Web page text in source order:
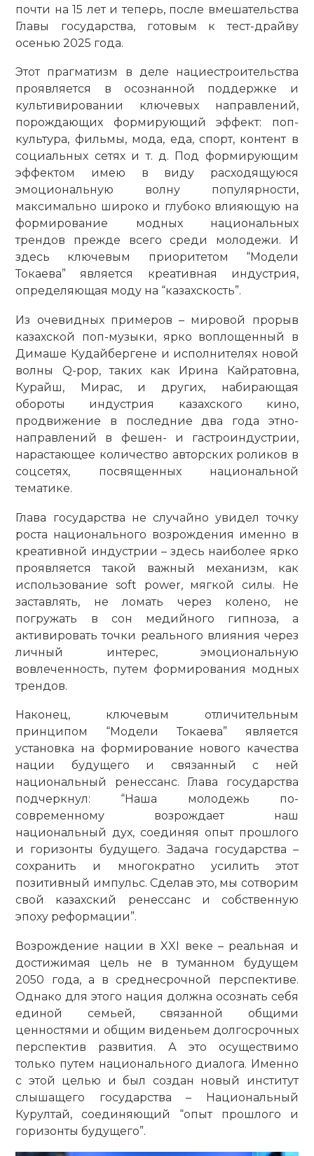
почти на 15 лет и теперь, пос­ле вмешательства
Главы государства, готовым к тест-драйву
осенью 2025 года.
Этот прагматизм в деле нацие­строительства
проявляется в осознанной поддержке и
культивировании ключевых направлений,
порождающих формирующий эффект: поп-
культура, фильмы, мода, еда, спорт, контент в
социальных сетях и т. д. Под формирующим
эффектом имею в виду расходящуюся
эмоциональную волну популярности,
максимально широко и глубоко влияющую на
формирование модных национальных
трендов прежде всего среди молодежи. И
здесь ключевым приоритетом “Модели
Токаева” является креативная индустрия,
определяющая моду на “казахскость”.
Из очевидных примеров – мировой прорыв
казахской поп-музыки, ярко воплощенный в
Димаше Кудайбергене и исполнителях новой
волны Q-pop, таких как Ирина Кайратовна,
Курайш, Мирас, и других, набирающая
обороты индустрия казахского кино,
продвижение в последние два года этно­
направлений в фешен- и гастроиндустрии,
нарастающее количество авторских роликов в
соцсетях, посвященных ­национальной
тематике.
Глава государства не случайно увидел точку
роста национального возрождения именно в
креативной индустрии – здесь наиболее ярко
проявляется такой важный механизм, как
использование soft power, мягкой силы. Не
заставлять, не ломать через колено, не
погружать в сон медийного гипноза, а
активировать точки реального влияния через
личный интерес, эмоциональную
вовлеченность, путем формирования модных
трендов.
Наконец, ключевым отличительным
принципом “Модели Токаева” является
установка на формирование нового качества
нации будущего и связанный с ней
национальный ренессанс. Глава государства
подчеркнул: “Наша молодежь по-
современному возрождает наш
национальный дух, соединяя опыт прошлого
и горизонты будущего. Задача государства –
сохранить и многократно усилить этот
позитивный импульс. Сделав это, мы сотворим
свой казахский ренессанс и собственную
эпоху реформации”.
Возрождение нации в XXI веке – реальная и
достижимая цель не в туманном будущем
2050 года, а в среднесрочной перспективе.
Однако для этого нация должна осознать себя
единой семьей, связанной общими
ценностями и общим виденьем долгосрочных
перс­пектив развития. А это осуществимо
только путем национального диалога. Именно
с этой целью и был создан новый институт
слышащего государства – Национальный
Курултай, соединяющий “опыт прошлого и
горизонты будущего”.